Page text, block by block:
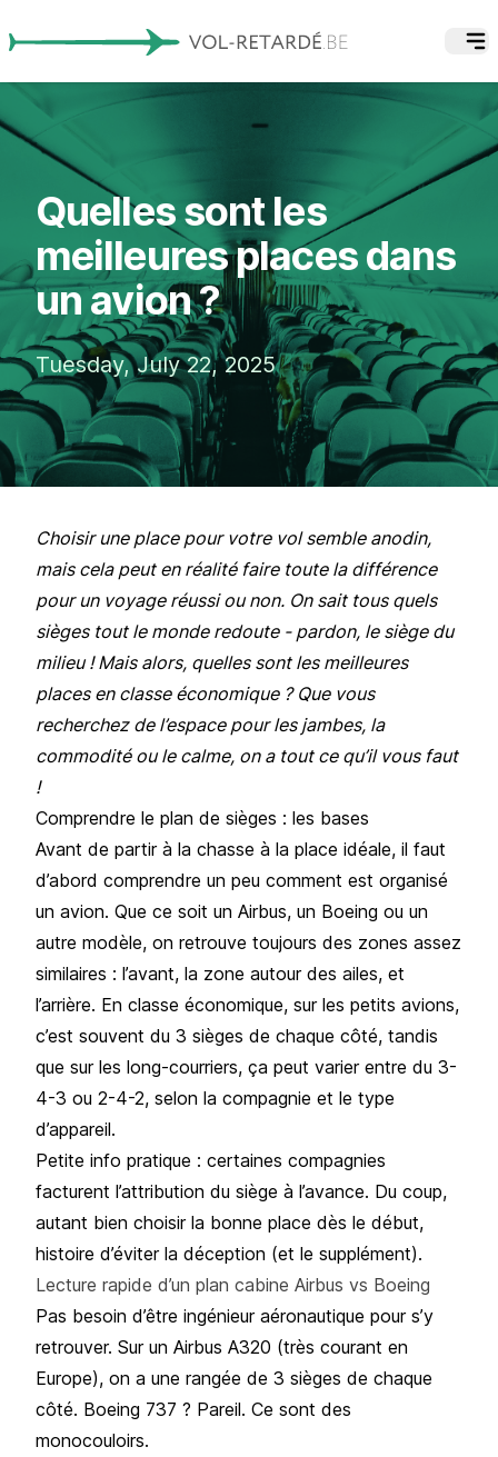
Quelles sont les
meilleures places dans
un avion ?
Tuesday, July 22, 2025
Choisir une place pour votre vol semble anodin,
mais cela peut en réalité faire toute la différence
pour un voyage réussi ou non. On sait tous quels
sièges tout le monde redoute - pardon, le siège du
milieu ! Mais alors, quelles sont les meilleures
places en classe économique ? Que vous
recherchez de l’espace pour les jambes, la
commodité ou le calme, on a tout ce qu’il vous faut
!
Comprendre le plan de sièges : les bases
Avant de partir à la chasse à la place idéale, il faut
d’abord comprendre un peu comment est organisé
un avion. Que ce soit un Airbus, un Boeing ou un
autre modèle, on retrouve toujours des zones assez
similaires : l’avant, la zone autour des ailes, et
l’arrière. En classe économique, sur les petits avions,
c’est souvent du 3 sièges de chaque côté, tandis
que sur les long-courriers, ça peut varier entre du 3-
4-3 ou 2-4-2, selon la compagnie et le type
d’appareil.
Petite info pratique : certaines compagnies
facturent l’attribution du siège à l’avance. Du coup,
autant bien choisir la bonne place dès le début,
histoire d’éviter la déception (et le supplément).
Lecture rapide d’un plan cabine Airbus vs Boeing
Pas besoin d’être ingénieur aéronautique pour s’y
retrouver. Sur un Airbus A320 (très courant en
Europe), on a une rangée de 3 sièges de chaque
côté. Boeing 737 ? Pareil. Ce sont des
monocouloirs.